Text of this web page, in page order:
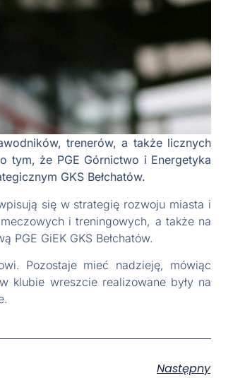
trenerów, a także licznych
tym, że PGE Górnictwo i Energetyka
GKS Bełchatów.
się w strategię rozwoju miasta i
i treningowych, a także na
GiEK GKS Bełchatów.
Pozostaje mieć nadzieję, mówiąc
klubie wreszcie realizowane były na
Następny